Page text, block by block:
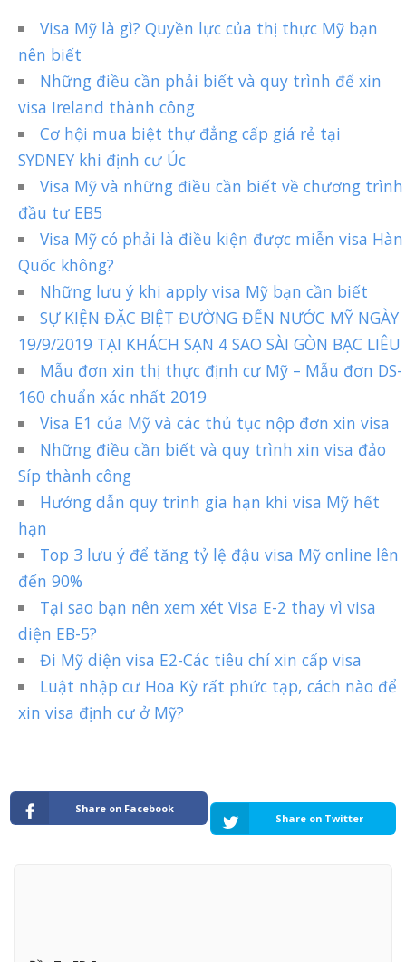
Visa Mỹ là gì? Quyền lực của thị thực Mỹ bạn
nên biết
Những điều cần phải biết và quy trình để xin
visa Ireland thành công
Cơ hội mua biệt thự đẳng cấp giá rẻ tại
SYDNEY khi định cư Úc
Visa Mỹ và những điều cần biết về chương trình
đầu tư EB5
Visa Mỹ có phải là điều kiện được miễn visa Hàn
Quốc không?
Những lưu ý khi apply visa Mỹ bạn cần biết
SỰ KIỆN ĐẶC BIỆT ĐƯỜNG ĐẾN NƯỚC MỸ NGÀY
19/9/2019 TẠI KHÁCH SẠN 4 SAO SÀI GÒN BẠC LIÊU
Mẫu đơn xin thị thực định cư Mỹ – Mẫu đơn DS-
160 chuẩn xác nhất 2019
Visa E1 của Mỹ và các thủ tục nộp đơn xin visa
Những điều cần biết và quy trình xin visa đảo
Síp thành công
Hướng dẫn quy trình gia hạn khi visa Mỹ hết
hạn
Top 3 lưu ý để tăng tỷ lệ đậu visa Mỹ online lên
đến 90%
Tại sao bạn nên xem xét Visa E-2 thay vì visa
diện EB-5?
Đi Mỹ diện visa E2-Các tiêu chí xin cấp visa
Luật nhập cư Hoa Kỳ rất phức tạp, cách nào để
xin visa định cư ở Mỹ?
Share on Facebook
Share on Twitter